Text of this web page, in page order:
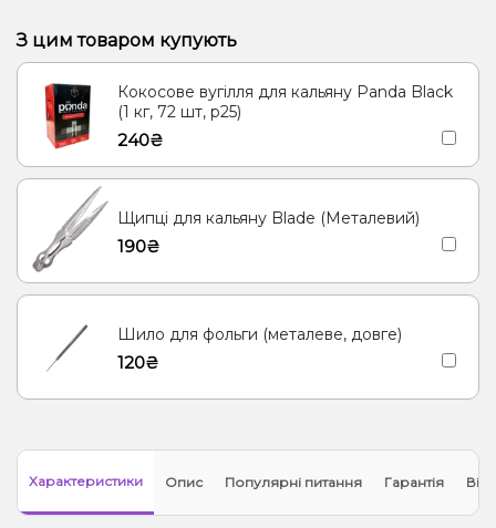
З цим товаром купують
Кокосове вугілля для кальяну Panda Black
(1 кг, 72 шт, р25)
240₴
Щипці для кальяну Blade (Металевий)
190₴
Шило для фольги (металеве, довге)
120₴
Характеристики Опис Популярні питання Гарантія